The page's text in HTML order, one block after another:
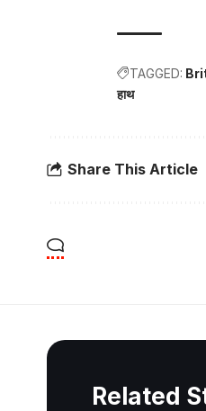
TAGGED:
हाथ
Share This Article
Related